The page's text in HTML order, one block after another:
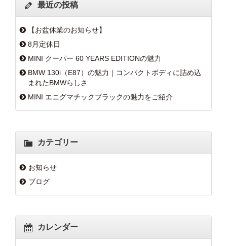
最近の投稿
【お盆休業のお知らせ】
8月定休日
MINI クーパー 60 YEARS EDITIONの魅力
BMW 130i（E87）の魅力｜コンパクトボディに詰め込
まれたBMWらしさ
MINI エニグマチックブラックの魅力をご紹介
カテゴリー
お知らせ
ブログ
カレンダー